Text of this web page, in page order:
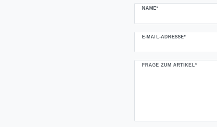
NAME*
E-MAIL-ADRESSE*
FRAGE ZUM ARTIKEL*